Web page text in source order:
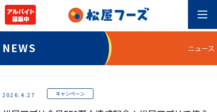
NEWS ニュース
2026.4.27 キャンペーン